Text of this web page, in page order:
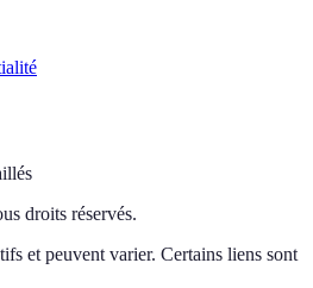
droits réservés.
et peuvent varier. Certains liens sont